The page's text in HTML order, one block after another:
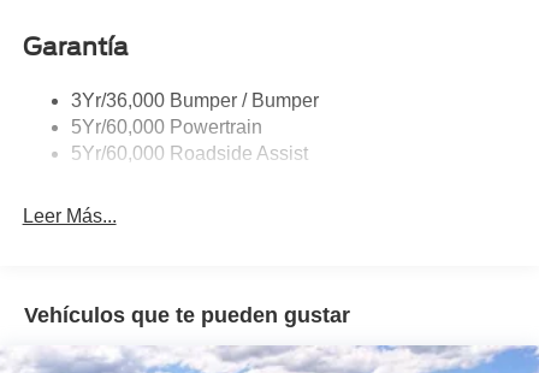
Headlamps - Auto On/Off
Tire Inflator/Sealant Kit
Wipers - Rain-Sensing
Garantía
3Yr/36,000 Bumper / Bumper
5Yr/60,000 Powertrain
5Yr/60,000 Roadside Assist
Leer Más...
Vehículos que te pueden gustar